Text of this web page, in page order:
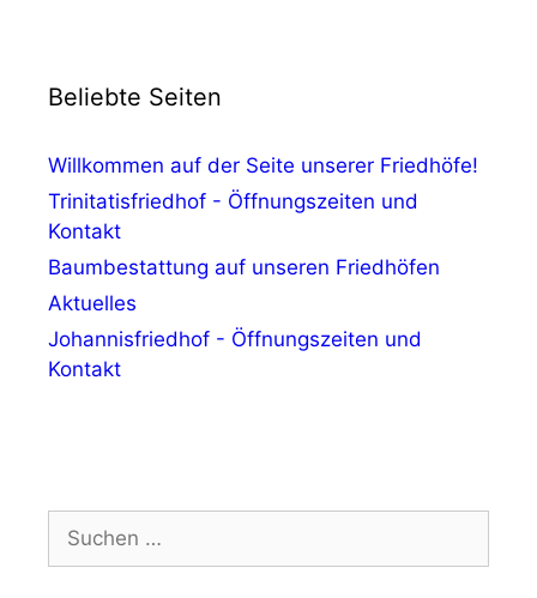
Beliebte Seiten
Willkommen auf der Seite unserer Friedhöfe!
Trinitatisfriedhof - Öffnungszeiten und
Kontakt
Baumbestattung auf unseren Friedhöfen
Aktuelles
Johannisfriedhof - Öffnungszeiten und
Kontakt
nach: